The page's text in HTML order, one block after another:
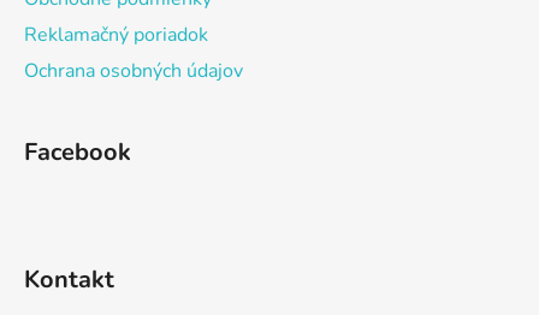
Reklamačný poriadok
Ochrana osobných údajov
Facebook
Kontakt